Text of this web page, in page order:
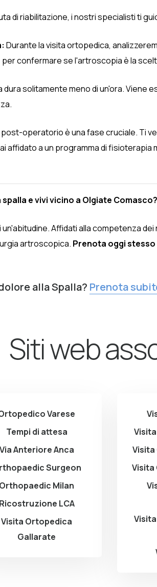
di riabilitazione, i nostri specialisti ti
Durante la visita ortopedica,
per confermare se l'artroscopia è la
dura solitamente meno di un'ora. Viene
operatorio è una fase cruciale. Ti
affidato a un programma di
e vivi vicino a Olgiate Comasco?
Affidati alla competenza
artroscopica. Prenota oggi
alla Spalla? Prenota
Siti web
Varese
Tempi di attesa
Via Anteriore Anca
Surgeon
Orthopaedic Milan
Ricostruzione LCA
Visita Ortopedica
Gallarate
Visita